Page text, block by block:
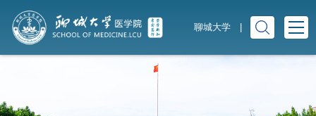
聊城大学